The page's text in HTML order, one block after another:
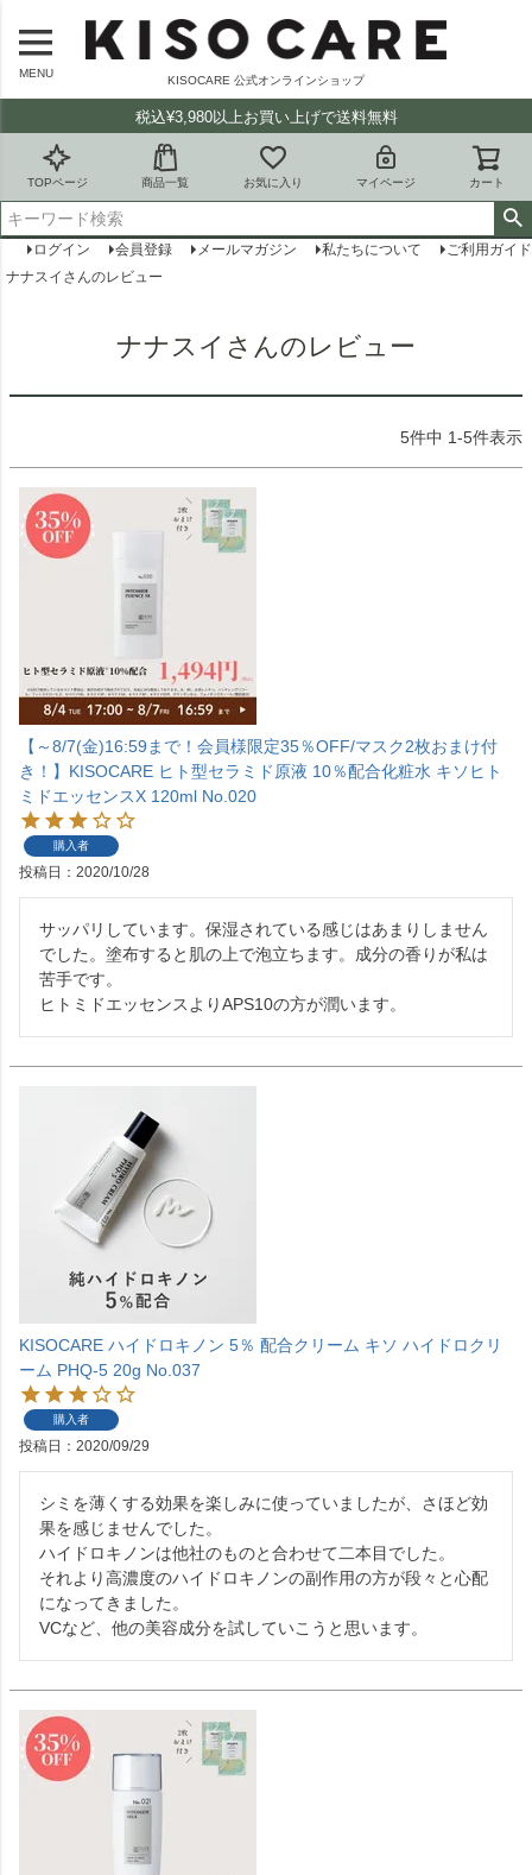
MENU
KISOCARE 公式オンラインショップ
税込¥3,980以上お買い上げで送料無料
TOPページ 商品一覧 お気に入り マイページ カート
ログイン 会員登録 メールマガジン 私たちについて
ご利用ガイド
ナナスイさんのレビュー
ナナスイさんのレビュー
5件中 1-5件表示
【～8/7(金)16:59まで！会員様限定35％OFF/マスク2枚おまけ付
き！】KISOCARE ヒト型セラミド原液 10％配合化粧水 キソヒト
ミドエッセンスX 120ml No.020
購入者
投稿日 2020/10/28
サッパリしています。保湿されている感じはあまりしません
でした。塗布すると肌の上で泡立ちます。成分の香りが私は
苦手です。
ヒトミドエッセンスよりAPS10の方が潤います。
KISOCARE ハイドロキノン 5％ 配合クリーム キソ ハイドロクリ
ーム PHQ-5 20g No.037
購入者
投稿日 2020/09/29
シミを薄くする効果を楽しみに使っていましたが、さほど効
果を感じませんでした。
ハイドロキノンは他社のものと合わせて二本目でした。
それより高濃度のハイドロキノンの副作用の方が段々と心配
になってきました。